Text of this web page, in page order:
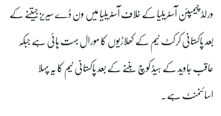
ورلڈ چیمپئن آسٹریلیا کے خلاف آسٹریلیا میں ون ڈے سیریز جیتنے کے
بعد پاکستانی کرکٹ ٹیم کے کھلاڑیوں کا مورال بہت ہائی ہے جبکہ
عاقب جاوید کے ہیڈ کوچ بننے کے بعد پاکستانی ٹیم کا یہ پہلا
اسائنمنٹ ہے۔